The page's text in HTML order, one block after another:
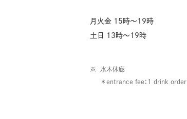
月火金 15時〜19時
土日 13時〜19時
水木休廊
＊entrance fee：1 drink order